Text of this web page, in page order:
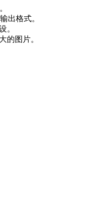
出格式。
。
的图片。